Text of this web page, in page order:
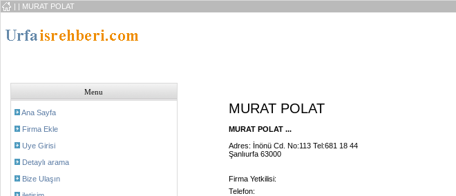
| | MURAT POLAT
Menu
Ana Sayfa
Firma Ekle
Uye Girisi
Detaylı arama
Bize Ulaşın
MURAT POLAT
MURAT POLAT ...
Adres: İnönü Cd. No:113 Tel:681 18 44
Şanlıurfa 63000
Firma Yetkilisi:
Telefon: